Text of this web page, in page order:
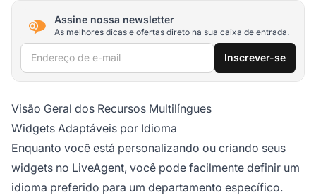
Assine nossa newsletter
As melhores dicas e ofertas direto na sua caixa de entrada.
Endereço de e-mail Inscrever-se
Visão Geral dos Recursos Multilíngues
Widgets Adaptáveis por Idioma
Enquanto você está personalizando ou criando seus
widgets no LiveAgent, você pode facilmente definir um
idioma preferido para um departamento específico.